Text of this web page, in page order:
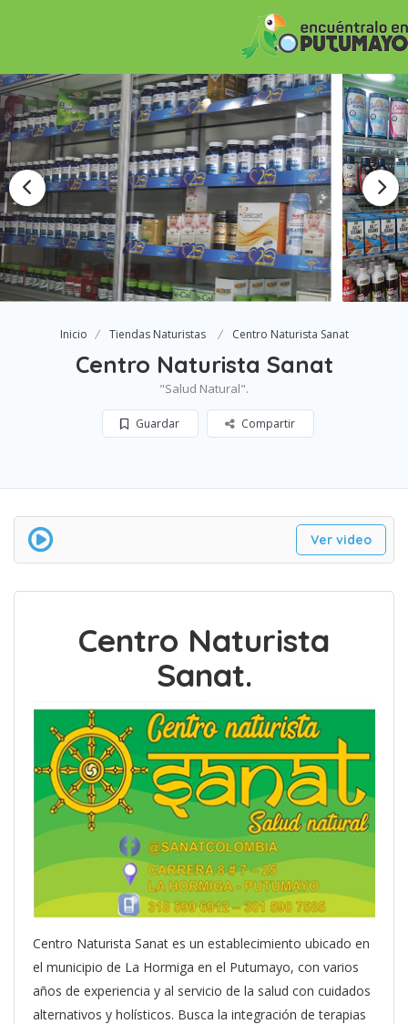
Inicio Tiendas Naturistas Centro Naturista Sanat
Centro Naturista Sanat
"Salud Natural".
Guardar Compartir
Ver video
Centro Naturista
Sanat.
Centro Naturista Sanat es un establecimiento ubicado en
el municipio de La Hormiga en el Putumayo, con varios
años de experiencia y al servicio de la salud con cuidados
alternativos y holísticos. Busca la integración de terapias